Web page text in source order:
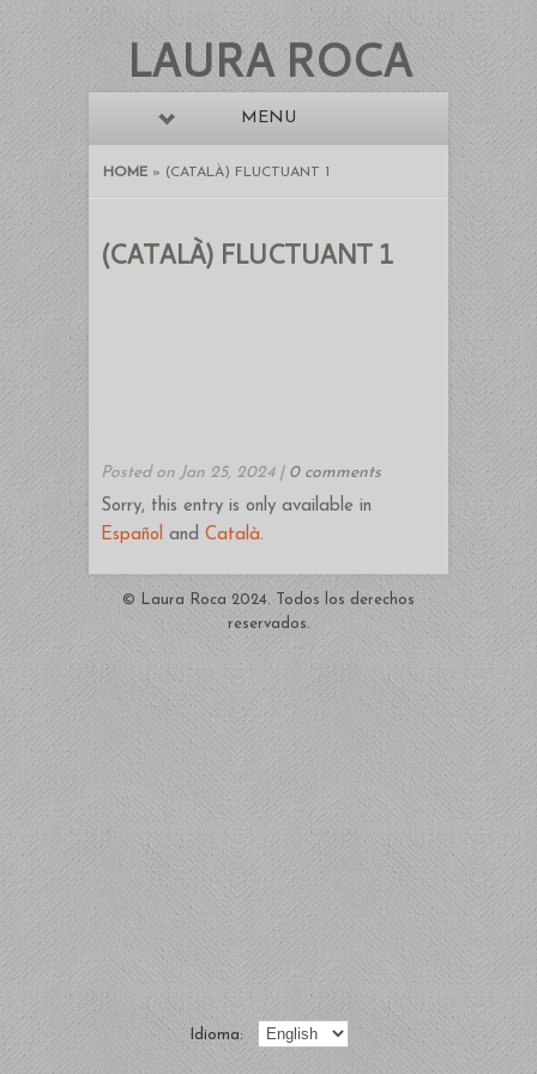
Idioma:
LAURA ROCA
MENU
HOME » (CATALÀ) FLUCTUANT 1
(CATALÀ) FLUCTUANT 1
Posted on Jan 25, 2024 | 0 comments
Sorry, this entry is only available in
Español and Català.
© Laura Roca 2024. Todos los derechos
reservados.